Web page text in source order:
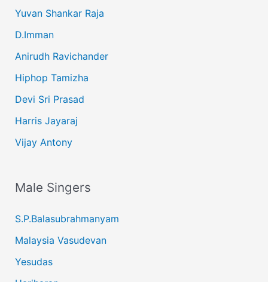
Yuvan Shankar Raja
D.Imman
Anirudh Ravichander
Hiphop Tamizha
Devi Sri Prasad
Harris Jayaraj
Vijay Antony
Male Singers
S.P.Balasubrahmanyam
Malaysia Vasudevan
Yesudas